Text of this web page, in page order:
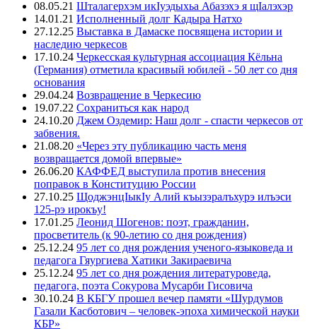
08.05.21 Шталагерхэм икIуэдыхьа Абазэхэ я щIалэхэр
14.01.21 Исполненный долг Кадыра Натхо
27.12.25 Выставка в Дамаске посвящена истории и
наследию черкесов
17.10.24 Черкесская культурная ассоциация Кёльна
(Германия) отметила красивый юбилей - 50 лет со дня
основания
29.04.24 Возвращение в Черкесию
19.07.22 Сохраниться как народ
24.10.20 Джем Оздемир: Наш долг - спасти черкесов от
забвения.
21.08.20 «Через эту публикацию часть меня
возвращается домой впервые»
26.06.20 КАФФЕД выступила против внесения
поправок в Конституцию России
27.10.25 ЩоджэнцIыкIу Алий къызэралъхурэ илъэси
125-рэ ирокъу!
17.01.25 Леонид Шогенов: поэт, гражданин,
просветитель (к 90-летию со дня рождения)
25.12.24 95 лет со дня рождения ученого-языковеда и
педагога Гяургиева Хатики Закираевича
25.12.24 95 лет со дня рождения литературоведа,
педагога, поэта Сокурова Мусарби Гисовича
30.10.24 В КБГУ прошел вечер памяти «Шурдумов
Газали Касботович – человек-эпоха химической науки
КБР»